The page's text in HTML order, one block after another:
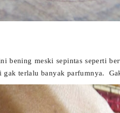
bening meski sepintas seperti
gak terlalu banyak parfumnya.